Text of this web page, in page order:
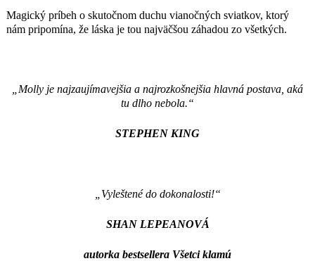
Magický príbeh o skutočnom duchu vianočných sviatkov, ktorý
nám pripomína, že láska je tou najväčšou záhadou zo všetkých.
„Molly je najzaujímavejšia a najrozkošnejšia hlavná postava, aká
tu dlho nebola.“
STEPHEN KING
„Vyleštené do dokonalosti!“
SHAN LEPEANOVÁ
autorka bestsellera Všetci klamú